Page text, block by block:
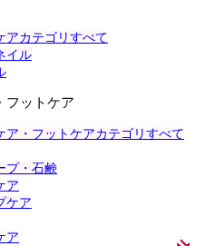
アカテゴリすべて
イル
フットケア
ア・フットケアカテゴリすべて
プ・石鹸
ア
ケア
ア